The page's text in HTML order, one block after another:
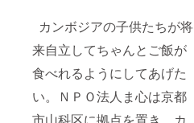
カンボジアの子供たちが将
来自立してちゃんとご飯が
食べれるようにしてあげた
い。ＮＰＯ法人ま心は京都
市山科区に拠点を置き、カ